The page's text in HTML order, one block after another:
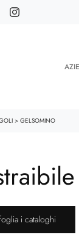
> GELSOMINO
i cataloghi